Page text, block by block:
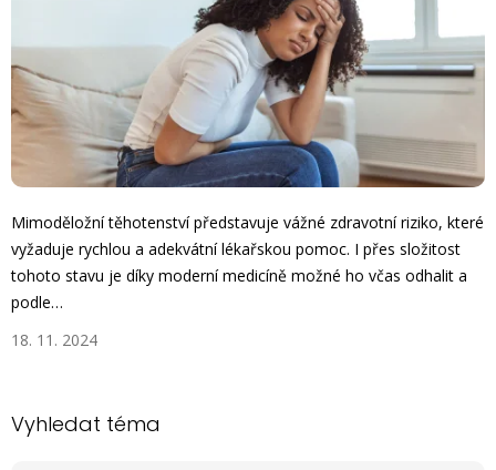
Mimoděložní těhotenství představuje vážné zdravotní riziko, které
vyžaduje rychlou a adekvátní lékařskou pomoc. I přes složitost
tohoto stavu je díky moderní medicíně možné ho včas odhalit a
podle…
18. 11. 2024
Vyhledat téma